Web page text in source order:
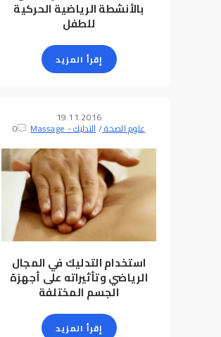
بالأنشطة الرياضية الحركية
للطفل
إقرأ المزيد
19.11.2016
علوم الصحة/التدليك - Massage 0
استخدام التدليك في المجال
الرياضي وتأثيراته على أجهزة
الجسم المختلفة
إقرأ المزيد
0